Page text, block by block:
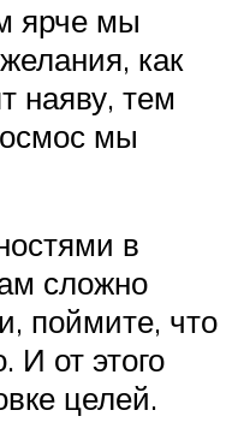
ярче мы
как
наяву, тем
мы
в
сложно
поймите, что
И от этого
целей.